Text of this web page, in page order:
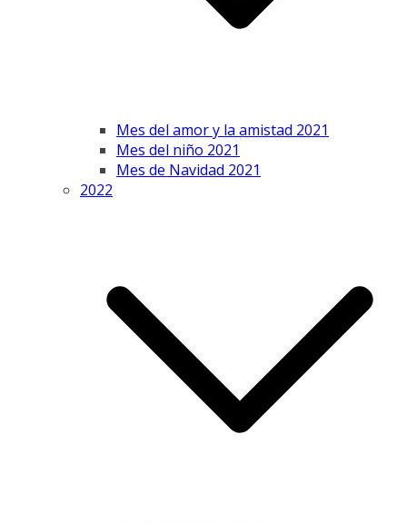
Mes del amor y la amistad 2021
Mes del niño 2021
Mes de Navidad 2021
2022